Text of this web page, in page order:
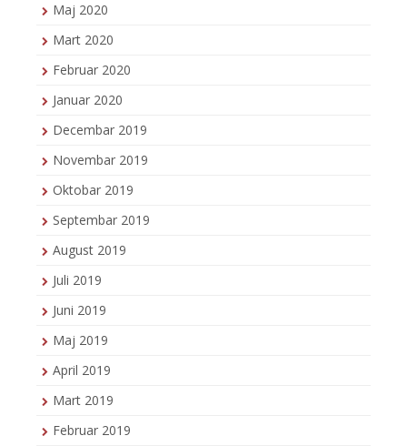
Maj 2020
Mart 2020
Februar 2020
Januar 2020
Decembar 2019
Novembar 2019
Oktobar 2019
Septembar 2019
August 2019
Juli 2019
Juni 2019
Maj 2019
April 2019
Mart 2019
Februar 2019